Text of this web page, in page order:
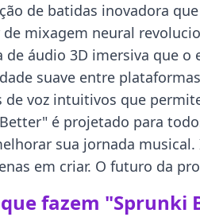
de batidas inovadora
mixagem neural
de áudio 3D imersiva que
suave entre
de voz intuitivos que
é projetado para
sua jornada
em criar. O futuro da
fazem "Sprunki